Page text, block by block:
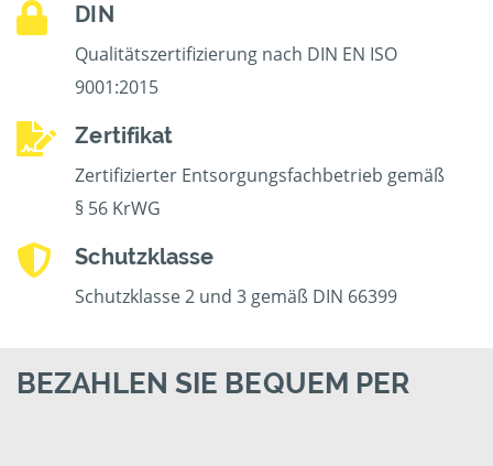
DIN
Qualitätszertifizierung nach DIN EN ISO
9001:2015
Zertifikat
Zertifizierter Entsorgungsfachbetrieb gemäß
§ 56 KrWG
Schutzklasse
Schutzklasse 2 und 3 gemäß DIN 66399
BEZAHLEN SIE BEQUEM PER